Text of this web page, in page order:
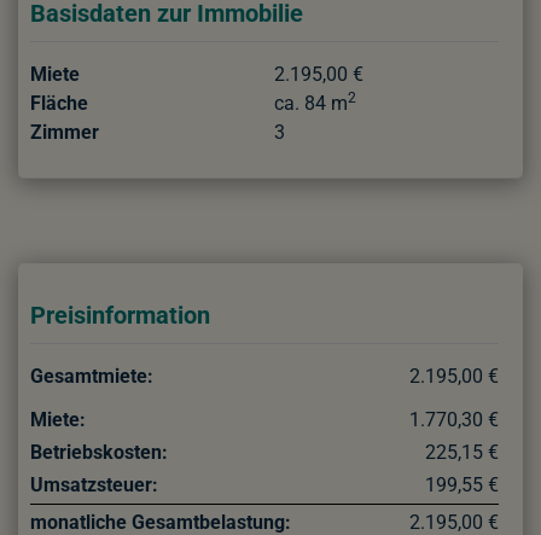
Basisdaten zur Immobilie
Miete
2.195,00 €
Fläche
ca. 84 m2
Zimmer 3
Preisinformation
Gesamtmiete:
2.195,00 €
Miete:
1.770,30 €
Betriebskosten:
225,15 €
Umsatzsteuer:
199,55 €
monatliche Gesamtbelastung:
2.195,00 €